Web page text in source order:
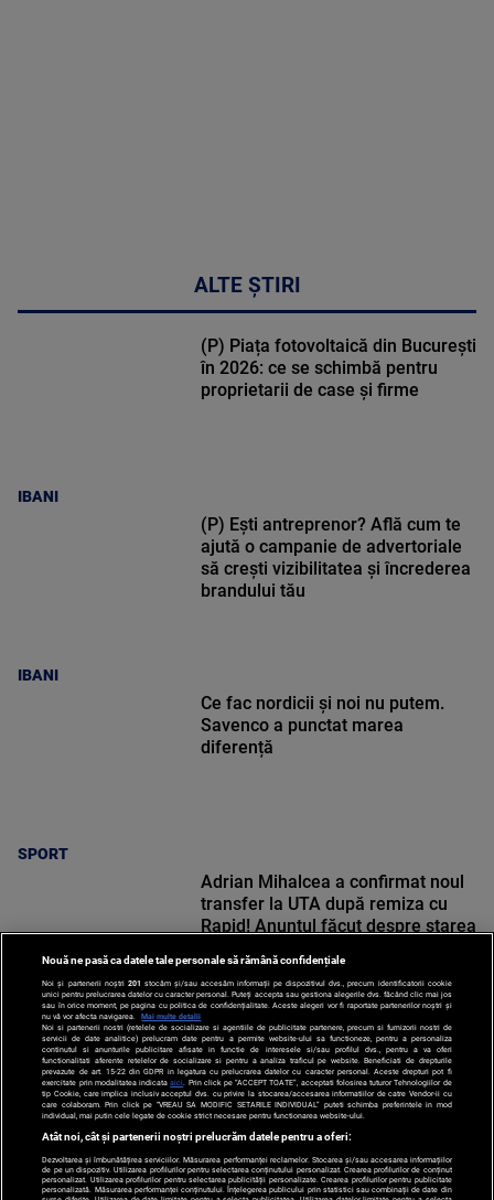
ALTE ȘTIRI
IBANI
(P) Piața fotovoltaică din București
în 2026: ce se schimbă pentru
proprietarii de case și firme
IBANI
(P) Ești antreprenor? Află cum te
ajută o campanie de advertoriale
să crești vizibilitatea și încrederea
brandului tău
SPORT
Ce fac nordicii și noi nu putem.
Savenco a punctat marea
diferență
SPORT
Adrian Mihalcea a confirmat noul
transfer la UTA după remiza cu
Rapid! Anunțul făcut despre starea
Nouă ne pasă ca datele tale personale să rămână confidențiale
Noi și partenerii noștri 201 stocăm și/sau accesăm informații pe dispozitivul dvs., precum identificatorii cookie
unici pentru prelucrarea datelor cu caracter personal. Puteți accepta sau gestiona alegerile dvs. făcând clic mai jos
sau în orice moment, pe pagina cu politica de confidențialitate. Aceste alegeri vor fi raportate partenerilor noștri și
nu vă vor afecta navigarea.
Mai multe detalii
Noi si partenerii nostri (retelele de socializare si agentiile de publicitate partenere, precum si furnizorii nostri de
servicii de date analitice) prelucram date pentru a permite website-ului sa functioneze, pentru a personaliza
continutul si anunturile publicitare afisate in functie de interesele si/sau profilul dvs., pentru a va oferi
functionalitati aferente retelelor de socializare si pentru a analiza traficul pe website. Beneficiati de drepturile
prevazute de art. 15-22 din GDPR in legatura cu prelucrarea datelor cu caracter personal. Aceste drepturi pot fi
exercitate prin modalitatea indicataaici . Prin click pe “ACCEPT TOATE”, acceptati folosirea tuturor Tehnologiilor de
tip Cookie, care implica inclusiv acceptul dvs. cu privire la stocarea/accesarea informatiilor de catre Vendor-ii cu
care colaboram. Prin click pe “VREAU SA MODIFIC SETARILE INDIVIDUAL” puteti schimba preferintele in mod
individual, mai putin cele legate de cookie strict necesare pentru functionarea website-ului.
Atât noi, cât și partenerii noștri prelucrăm datele pentru a oferi:
Dezvoltarea și îmbunătățirea serviciilor. Măsurarea performanței reclamelor. Stocarea și/sau accesarea informațiilor
de pe un dispozitiv. Utilizarea profilurilor pentru selectarea conținutului personalizat. Crearea profilurilor de conținut
personalizat. Utilizarea profilurilor pentru selectarea publicității personalizate. Crearea profilurilor pentru publicitate
personalizată. Măsurarea performanței conținutului. Înțelegerea publicului prin statistici sau combinații de date din